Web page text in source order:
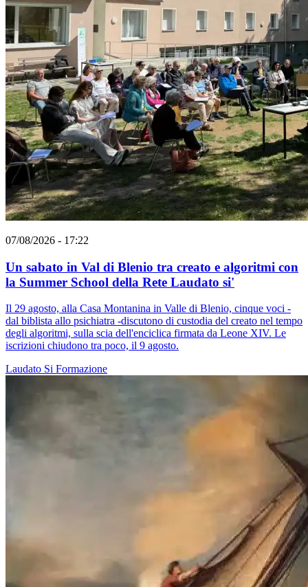
07/08/2026 - 17:22
Un sabato in Val di Blenio tra creato e algoritmi con
la Summer School della Rete Laudato si'
Il 29 agosto, alla Casa Montanina in Valle di Blenio, cinque voci -
dal biblista allo psichiatra -discutono di custodia del creato nel tempo
degli algoritmi, sulla scia dell'enciclica firmata da Leone XIV. Le
iscrizioni chiudono tra poco, il 9 agosto.
Laudato Si Formazione